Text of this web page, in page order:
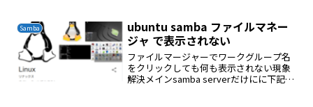
Directoryはデ...
Samba
ubuntu samba ファイルマネー
ジャ で表示されない
ファイルマージャーでワークグループ名
をクリックしても何も表示されない現象
解決メインsamba serverだけにに下記を